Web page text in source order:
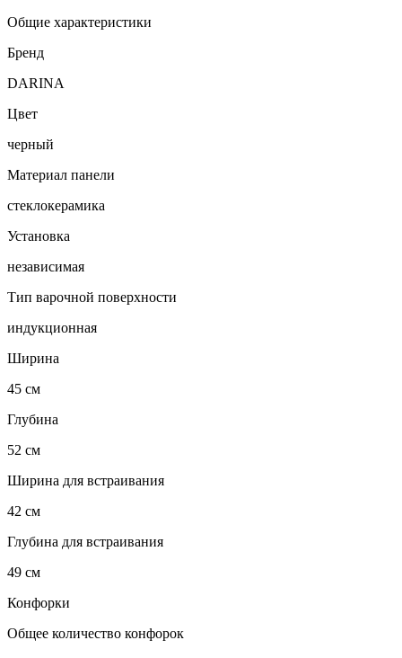
Общие характеристики
Бренд
DARINA
Цвет
черный
Материал панели
стеклокерамика
Установка
независимая
Тип варочной поверхности
индукционная
Ширина
45 см
Глубина
52 см
Ширина для встраивания
42 см
Глубина для встраивания
49 см
Конфорки
Общее количество конфорок